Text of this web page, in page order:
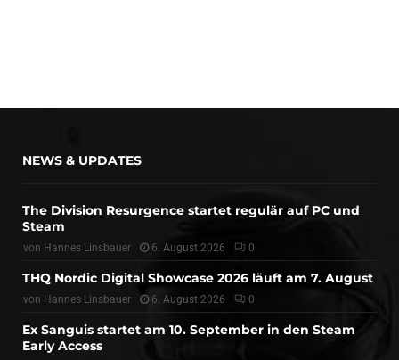
NEWS & UPDATES
The Division Resurgence startet regulär auf PC und
Steam
von Hannes Linsbauer 6. August 2026 0
THQ Nordic Digital Showcase 2026 läuft am 7. August
von Hannes Linsbauer 6. August 2026 0
Ex Sanguis startet am 10. September in den Steam
Early Access